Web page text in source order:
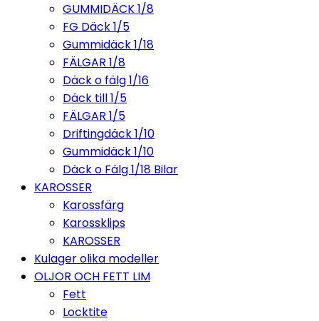
GUMMIDÄCK 1/8
FG Däck 1/5
Gummidäck 1/18
FÄLGAR 1/8
Däck o fälg 1/16
Däck till 1/5
FÄLGAR 1/5
Driftingdäck 1/10
Gummidäck 1/10
Däck o Fälg 1/18 Bilar
KAROSSER
Karossfärg
Karossklips
KAROSSER
Kulager olika modeller
OLJOR OCH FETT LIM
Fett
Locktite